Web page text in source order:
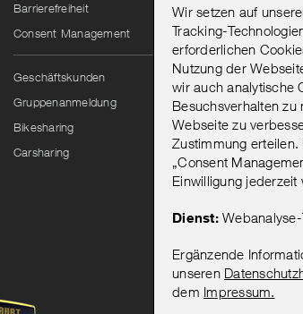
Wir setzen auf
Tracking-
erforderlichen
Nutzung der
wir auch analytische
Besuchsverhalten zu
Webseite zu
Zustimmung
„Consent
Einwilligung jederzeit
Dienst:Webanalyse-
Ergänzende
unseren
dem Impressum.
Barrierefreiheit
Consent Management
Geschäftskunden
Gruppenanmeldung
Bikesharing
Carsharing
Mein Abo
Onlineportal Mein
Mein Abo: Hinweise
Bestellung &
Abonnements
Abo kündigen